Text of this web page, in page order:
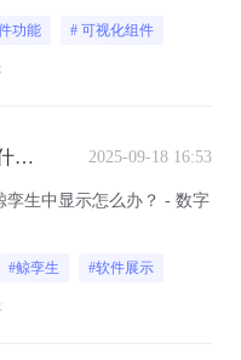
形是描述地球表面高低起
“海拔差异”，本质是通过
功能 # 可视化组件
么
2025-09-18 16:53
孪生中显示怎么办？ - 数字
#鲸孪生 #软件展示